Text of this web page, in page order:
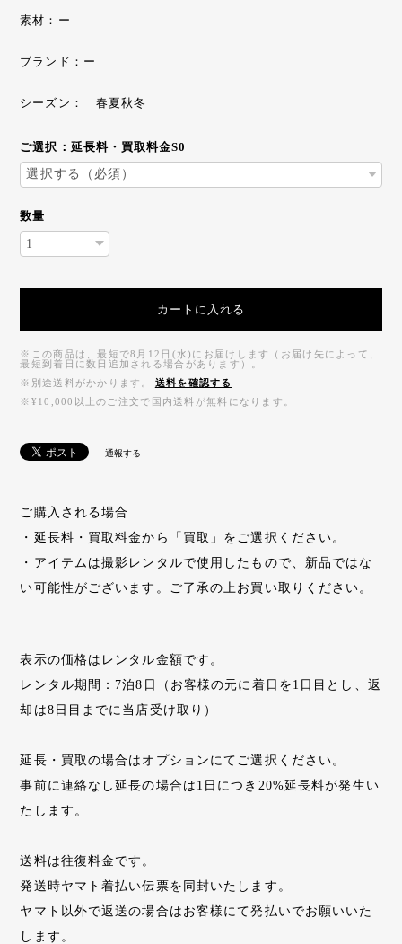
素材：ー
ブランド：ー
シーズン： 春夏秋冬
ご選択：延長料・買取料金S0
数量
カートに入れる
※この商品は、最短で8月12日(水)にお届けします（お届け先によって、
最短到着日に数日追加される場合があります）。
※別途送料がかかります。
送料を確認する
※¥10,000以上のご注文で国内送料が無料になります。
通報する
ご購入される場合
・延長料・買取料金から「買取」をご選択ください。
・アイテムは撮影レンタルで使用したもので、新品ではな
い可能性がございます。ご了承の上お買い取りください。
表示の価格はレンタル金額です。
レンタル期間：7泊8日（お客様の元に着日を1日目とし、返
却は8日目までに当店受け取り）
延長・買取の場合はオプションにてご選択ください。
事前に連絡なし延長の場合は1日につき20%延長料が発生い
たします。
送料は往復料金です。
発送時ヤマト着払い伝票を同封いたします。
ヤマト以外で返送の場合はお客様にて発払いでお願いいた
します。